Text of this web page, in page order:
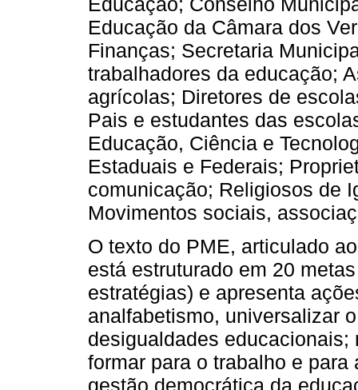
Educação da Câmara dos
Finanças; Secretaria
trabalhadores da educação;
agrícolas; Diretores de
Pais e estudantes das
Educação, Ciência e
Estaduais e Federais;
comunicação; Religiosos de
Movimentos sociais,
O texto do PME, articulado
está estruturado em 20
estratégias) e apresenta
analfabetismo, universalizar
desigualdades
formar para o trabalho e
gestão democrática da